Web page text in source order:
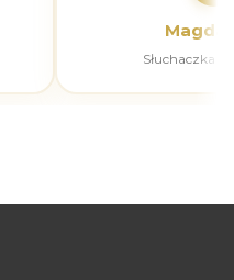
Słuchaczka